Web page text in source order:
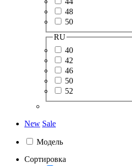
48
50
RU
40
42
46
50
52
New Sale
Модель
Сортировка